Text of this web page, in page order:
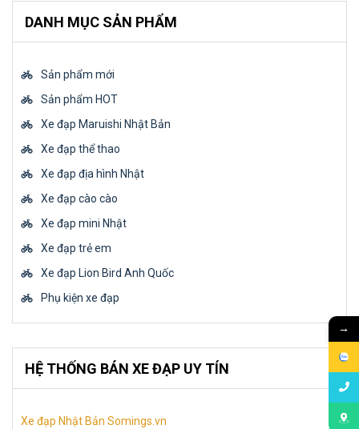
DANH MỤC SẢN PHẨM
Sản phẩm mới
Sản phẩm HOT
Xe đạp Maruishi Nhật Bản
Xe đạp thể thao
Xe đạp địa hình Nhật
Xe đạp cào cào
Xe đạp mini Nhật
Xe đạp trẻ em
Xe đạp Lion Bird Anh Quốc
Phụ kiện xe đạp
HỆ THỐNG BÁN XE ĐẠP UY TÍN
Xe đạp Nhật Bản Somings.vn
→